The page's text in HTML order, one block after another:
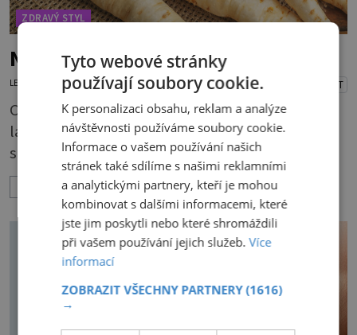
ZDRAVÝ STYL
Nezapomínejte na petržel
LENKA KORANDOVÁ 3.8.2026 PŘEHRÁT
Obsahuje totiž spoustu zdraví prospěšných
látek, a dokonce je považována za tuzemskou
superpotravinu. Zázrak plný vitaminů
V petrželi najdete vitaminy B1, B2, B3, B6,
provitamin A, vitamin E a velké množství
vitamínu C (nejvíce ho má nať, dokonce třikrát
více než pomeranč, v kořeni je také, ale je ho
desetkrát méně), a kyselinu listovou. Ale to
není všechno. Obsahuje také důležité
ZOBRAZIT VÍCE
Tyto webové stránky
používají soubory cookie.
K personalizaci obsahu, reklam a analýze
návštěvnosti používáme soubory cookie.
Informace o vašem používání našich
stránek také sdílíme s našimi reklamními
a analytickými partnery, kteří je mohou
kombinovat s dalšími informacemi, které
jste jim poskytli nebo které shromáždili
při vašem používání jejich služeb.Více
informací
ZOBRAZIT VŠECHNY PARTNERY(1616)
→